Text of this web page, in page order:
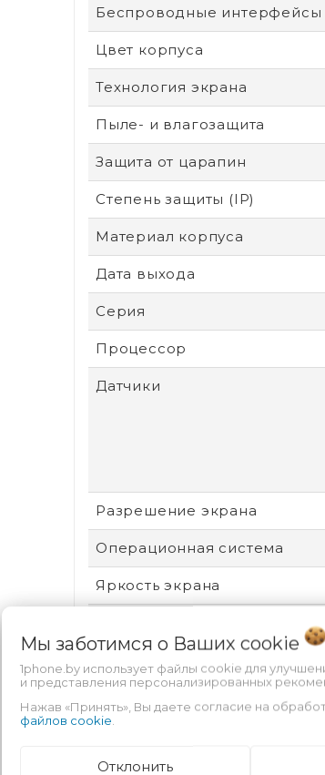
Беспроводные интерфейсы
Цвет корпуса
Технология экрана
Пыле- и влагозащита
Защита от царапин
Степень защиты (IP)
Материал корпуса
Дата выхода
Серия
Процессор
Датчики
Разрешение экрана
Операционная система
Яркость экрана
Для кого
Мы заботимся о Ваших cookie
1phone.by использует файлы cookie для
и представления персонализированных
Нажав «Принять», Вы даете согласие на
файлов cookie
Отклонить